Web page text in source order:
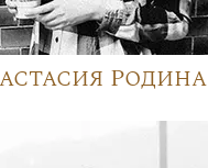
Родина